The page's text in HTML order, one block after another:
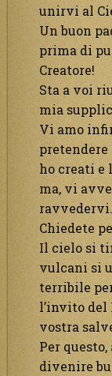
unirvi al
Un buon
prima di
Creatore!
Sta a voi
mia
Vi amo
ho creati e
ma, vi
ravvedervi.
Chiedete
Il cielo si
vulcani si
terribile
l’invito del
vostra
Per
divenire